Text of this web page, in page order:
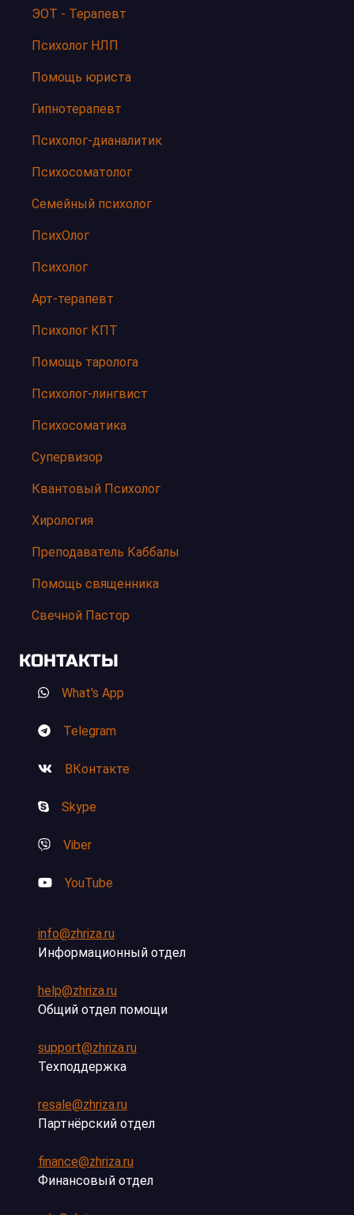
ЭОТ - Терапевт
Психолог НЛП
Помощь юриста
Гипнотерапевт
Психолог-дианалитик
Психосоматолог
Семейный психолог
ПсихОлог
Психолог
Арт-терапевт
Психолог КПТ
Помощь таролога
Психолог-лингвист
Психосоматика
Супервизор
Квантовый Психолог
Хирология
Преподаватель Каббалы
Помощь священника
Свечной Пастор
КОНТАКТЫ
What's App
Telegram
ВКонтакте
Skype
Viber
YouTube
info@zhriza.ru
Информационный отдел
help@zhriza.ru
Общий отдел помощи
support@zhriza.ru
Техподдержка
resale@zhriza.ru
Партнёрский отдел
finance@zhriza.ru
Финансовый отдел